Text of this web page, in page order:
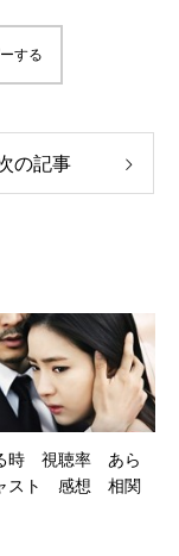
する
の記事
時 視聴率 あら
スト 感想 相関